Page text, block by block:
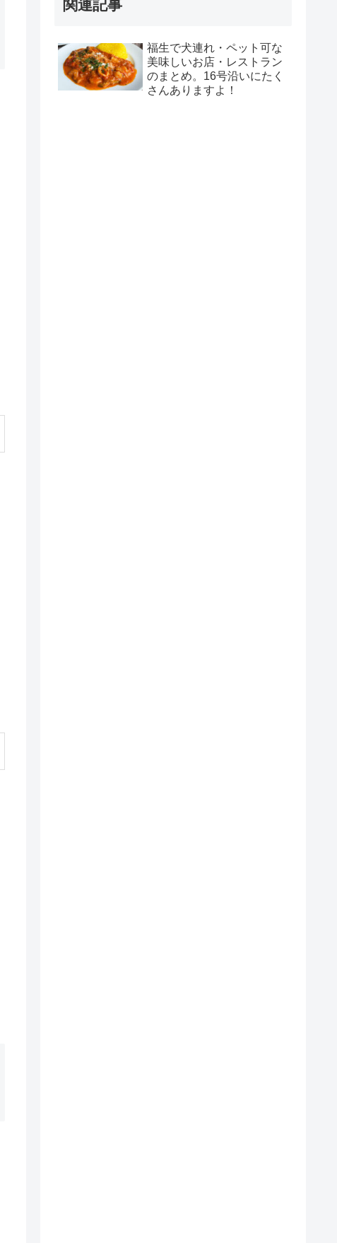
関連記事
福生で犬連れ・ペット可な
美味しいお店・レストラン
のまとめ。16号沿いにたく
さんありますよ！